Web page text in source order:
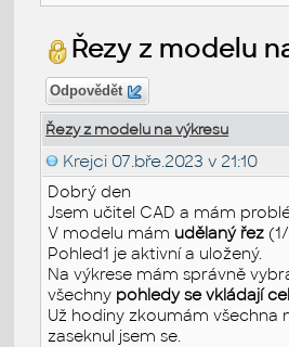
Řezy z modelu
Odpovědět
Řezy z modelu na výkresu
Krejci 07.bře.2023 v 21:10
Dobrý den
Jsem učitel CAD a mám
V modelu mám udělaný řez
Pohled1 je aktivní a uložený.
Na výkrese mám správně
všechny pohledy se vkládají
Už hodiny zkoumám všechna
zaseknul jsem se.